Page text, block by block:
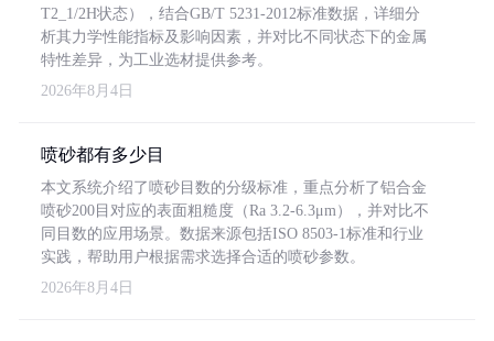
T2_1/2H状态），结合GB/T 5231-2012标准数据，详细分
析其力学性能指标及影响因素，并对比不同状态下的金属
特性差异，为工业选材提供参考。
2026年8月4日
喷砂都有多少目
本文系统介绍了喷砂目数的分级标准，重点分析了铝合金
喷砂200目对应的表面粗糙度（Ra 3.2-6.3μm），并对比不
同目数的应用场景。数据来源包括ISO 8503-1标准和行业
实践，帮助用户根据需求选择合适的喷砂参数。
2026年8月4日